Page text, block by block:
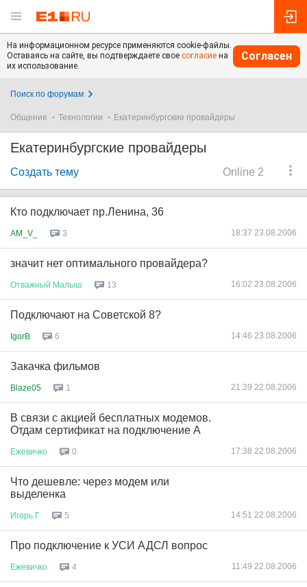
На информационном ресурсе применяются cookie-файлы.
Оставаясь на сайте, вы подтверждаете свое согласие на
их использование.
Согласен
Поиск по форумам
Общение Технологии Екатеринбургские провайдеры
Екатеринбургские провайдеры
Online 2
Создать тему
Кто подключает пр.Ленина, 36
AM_V_ 3 18:37 23.08.2006
значит нет оптимального провайдера?
Отважный Малыш 13 16:02 23.08.2006
Подключают на Советской 8?
IgorB 6 14:46 23.08.2006
Закачка фильмов
Blaze05 1 21:39 22.08.2006
В связи с акцией бесплатных модемов.
Отдам сертификат на подключение A
Ежевичко 0 17:38 22.08.2006
Что дешевле: через модем или
выделенка
Игорь Г 5 14:51 22.08.2006
Про подключение к УСИ АДСЛ вопрос
Ежевичко 4 11:49 22.08.2006